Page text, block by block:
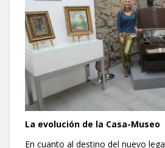
La evolución de la Casa-Museo
En cuanto al destino del nuevo